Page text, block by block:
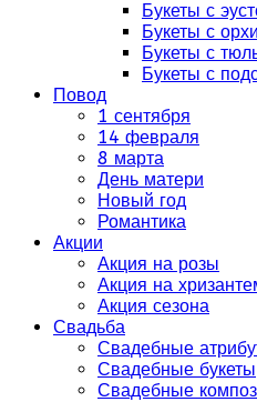
Букеты с
Букеты с
Букеты с
Букеты с
Повод
1 сентября
14 февраля
8 марта
День матери
Новый год
Романтика
Акции
Акция на розы
Акция на
Акция сезона
Свадьба
Свадебные
Свадебные букеты
Свадебные